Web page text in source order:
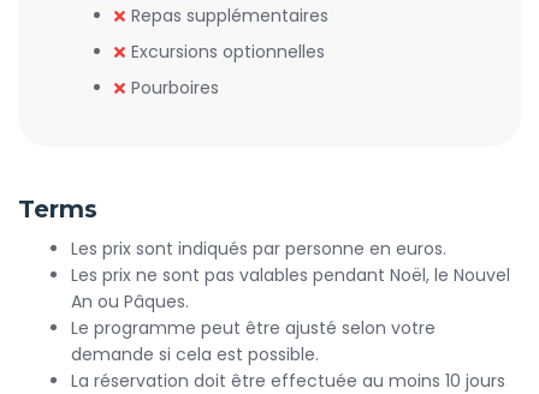
Repas supplémentaires
Excursions optionnelles
Pourboires
Terms
Les prix sont indiqués par personne en euros.
Les prix ne sont pas valables pendant Noël, le Nouvel
An ou Pâques.
Le programme peut être ajusté selon votre
demande si cela est possible.
La réservation doit être effectuée au moins 10 jours